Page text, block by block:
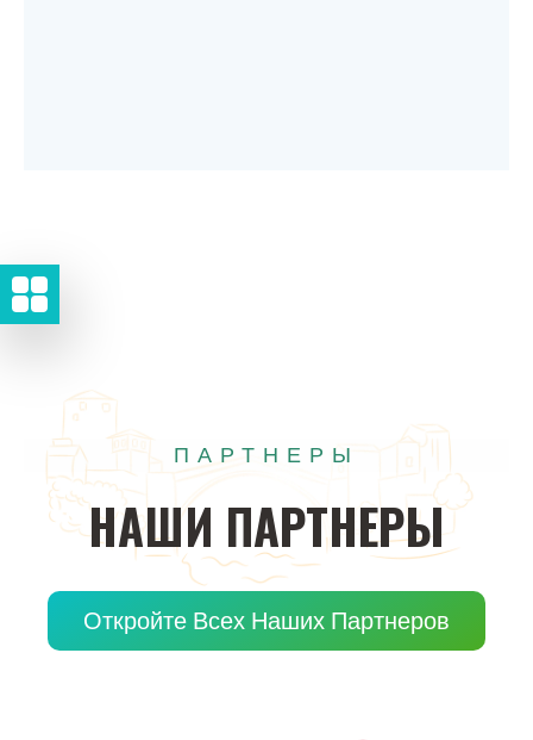
ПАРТНЕРЫ
НАШИ ПАРТНЕРЫ
Откройте Всех Наших Партнеров